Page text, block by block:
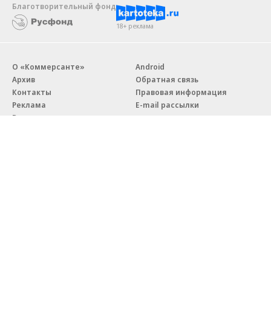
Благотворительный фонд
18+ реклама
О «Коммерсанте»
Архив
Контакты
Реклама
Вакансии
Android
Обратная связь
Правовая информация
E-mail рассылки